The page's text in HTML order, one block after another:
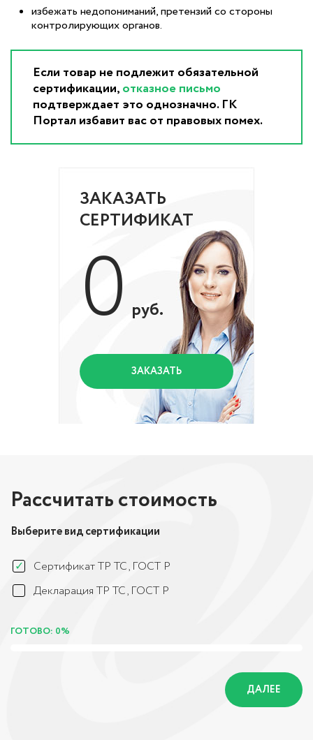
избежать недопониманий, претензий со стороны
контролирующих органов.
Если товар не подлежит обязательной
сертификации,отказное письмо
подтверждает это однозначно. ГК
Портал избавит вас от правовых помех.
ЗАКАЗАТЬ
СЕРТИФИКАТ
0 руб.
ЗАКАЗАТЬ
Рассчитать стоимость
Выберите вид сертификации
Сертификат ТР ТС, ГОСТ Р
Декларация ТР ТС, ГОСТ Р
ГОТОВО: 0%
ДАЛЕЕ